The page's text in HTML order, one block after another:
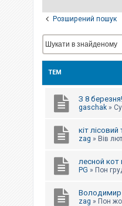
Розширений пошук
ТЕМ
З 8
gaschak »
кіт лісовий
zag » Вів
лесной
PG » Пон
Володимир
zag » Пон